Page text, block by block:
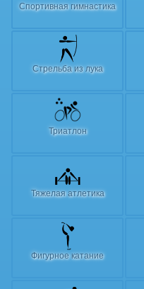
Спортивная гимнастика
Стрельба из лука
Триатлон
Тяжелая атлетика
Фигурное катание